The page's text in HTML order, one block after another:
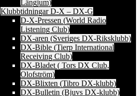
Längjum)
Klubbtidningar D-X – DX-G
D-X-Pressen (World Radio
Listening Club)
DX-aren (Sveriges DX-Riksklubb)
DX-Bible (Tierp International
Receiving Club)
DX-Bladet ( Tors DX Club,
Olofström)
DX-Blixten (Tibro DX-klubb)
DX-Bulletin (Bjuvs DX-klubb)